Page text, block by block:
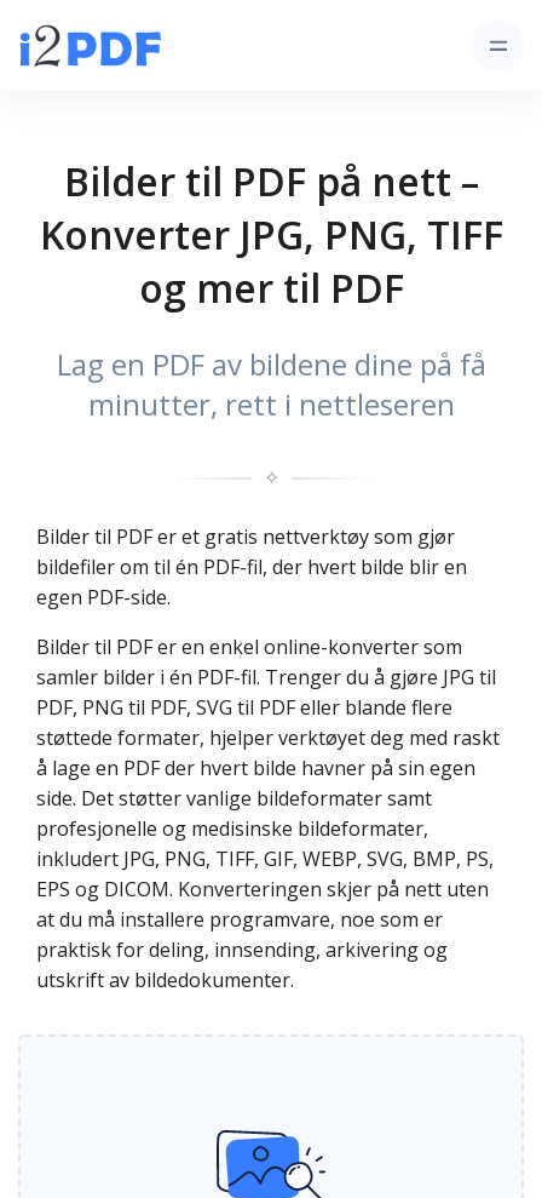
Bilder til PDF på nett –
Konverter JPG, PNG, TIFF
og mer til PDF
Lag en PDF av bildene dine på få
minutter, rett i nettleseren
✧
Bilder til PDF er et gratis nettverktøy som gjør
bildefiler om til én PDF-fil, der hvert bilde blir en
egen PDF-side.
Bilder til PDF er en enkel online-konverter som
samler bilder i én PDF-fil. Trenger du å gjøre JPG til
PDF, PNG til PDF, SVG til PDF eller blande flere
støttede formater, hjelper verktøyet deg med raskt
å lage en PDF der hvert bilde havner på sin egen
side. Det støtter vanlige bildeformater samt
profesjonelle og medisinske bildeformater,
inkludert JPG, PNG, TIFF, GIF, WEBP, SVG, BMP, PS,
EPS og DICOM. Konverteringen skjer på nett uten
at du må installere programvare, noe som er
praktisk for deling, innsending, arkivering og
utskrift av bildedokumenter.